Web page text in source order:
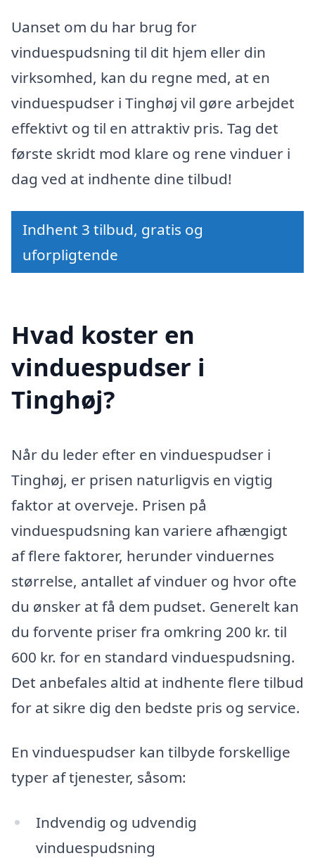
Uanset om du har brug for
vinduespudsning til dit hjem eller din
virksomhed, kan du regne med, at en
vinduespudser i Tinghøj vil gøre arbejdet
effektivt og til en attraktiv pris. Tag det
første skridt mod klare og rene vinduer i
dag ved at indhente dine tilbud!
Indhent 3 tilbud, gratis og
uforpligtende
Hvad koster en
vinduespudser i
Tinghøj?
Når du leder efter en vinduespudser i
Tinghøj, er prisen naturligvis en vigtig
faktor at overveje. Prisen på
vinduespudsning kan variere afhængigt
af flere faktorer, herunder vinduernes
størrelse, antallet af vinduer og hvor ofte
du ønsker at få dem pudset. Generelt kan
du forvente priser fra omkring 200 kr. til
600 kr. for en standard vinduespudsning.
Det anbefales altid at indhente flere tilbud
for at sikre dig den bedste pris og service.
En vinduespudser kan tilbyde forskellige
typer af tjenester, såsom:
Indvendig og udvendig
vinduespudsning